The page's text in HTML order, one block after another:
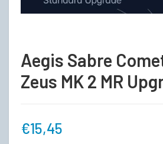
Aegis Sabre
Zeus MK 2 MR
€15,45